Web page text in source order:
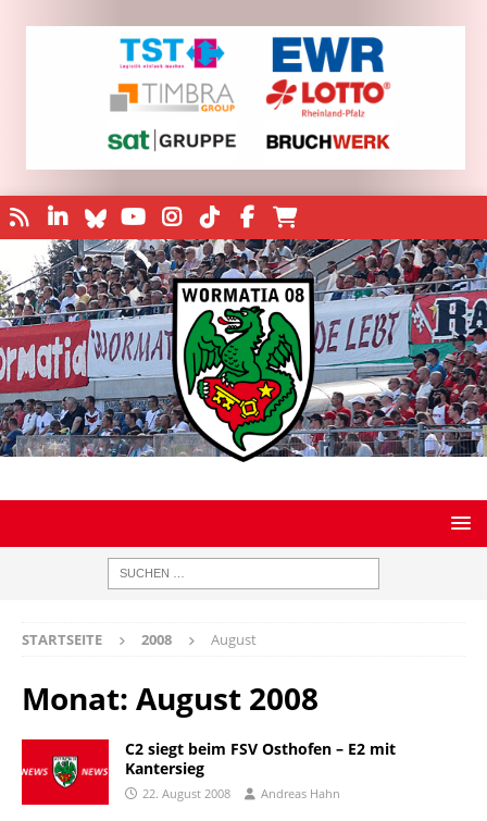
STARTSEITE 2008 August
Monat: August 2008
C2 siegt beim FSV Osthofen – E2 mit
Kantersieg
22. August 2008 Andreas Hahn